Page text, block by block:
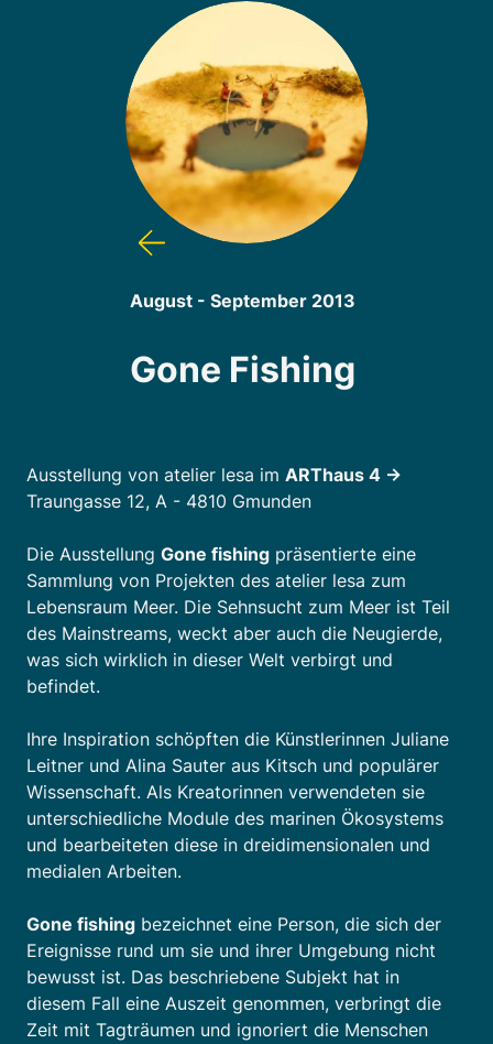
August - September 2013
Gone Fishing
Ausstellung von atelier lesa im ARThaus 4 ->
Traungasse 12, A - 4810 Gmunden
Die Ausstellung Gone fishing präsentierte eine
Sammlung von Projekten des atelier lesa zum
Lebensraum Meer. Die Sehnsucht zum Meer ist Teil
des Mainstreams, weckt aber auch die Neugierde,
was sich wirklich in dieser Welt verbirgt und
befindet.
Ihre Inspiration schöpften die Künstlerinnen Juliane
Leitner und Alina Sauter aus Kitsch und populärer
Wissenschaft. Als Kreatorinnen verwendeten sie
unterschiedliche Module des marinen Ökosystems
und bearbeiteten diese in dreidimensionalen und
medialen Arbeiten.
Gone fishing bezeichnet eine Person, die sich der
Ereignisse rund um sie und ihrer Umgebung nicht
bewusst ist. Das beschriebene Subjekt hat in
diesem Fall eine Auszeit genommen, verbringt die
Zeit mit Tagträumen und ignoriert die Menschen